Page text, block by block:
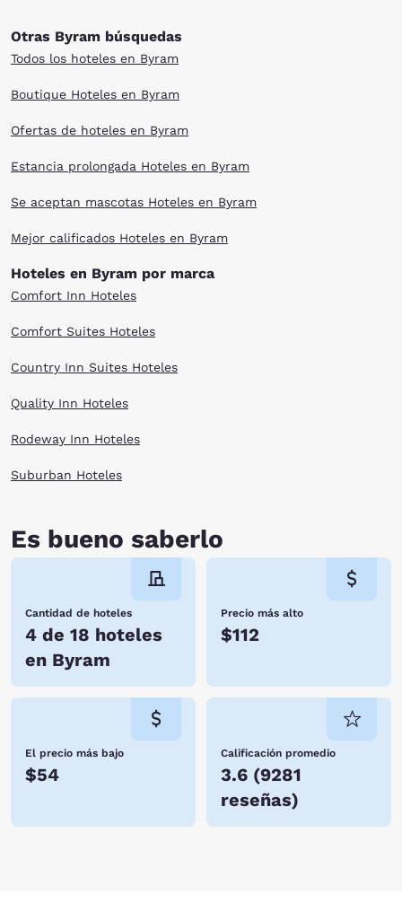
Otras Byram búsquedas
Todos los hoteles en Byram
Boutique Hoteles en Byram
Ofertas de hoteles en Byram
Estancia prolongada Hoteles en Byram
Se aceptan mascotas Hoteles en Byram
Mejor calificados Hoteles en Byram
Hoteles en Byram por marca
Comfort Inn Hoteles
Comfort Suites Hoteles
Country Inn Suites Hoteles
Quality Inn Hoteles
Rodeway Inn Hoteles
Suburban Hoteles
Es bueno saberlo
Cantidad de hoteles
4 de 18 hoteles
en Byram
Precio más alto
$112
El precio más bajo
$54
Calificación promedio
3.6 (9281
reseñas)